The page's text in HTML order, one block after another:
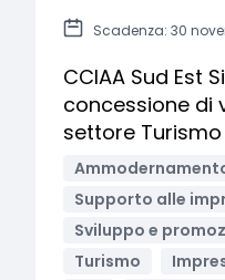
Scadenza: 30
CCIAA Sud Est
concessione di
settore Turismo
Supporto alle
Sviluppo e
Turismo